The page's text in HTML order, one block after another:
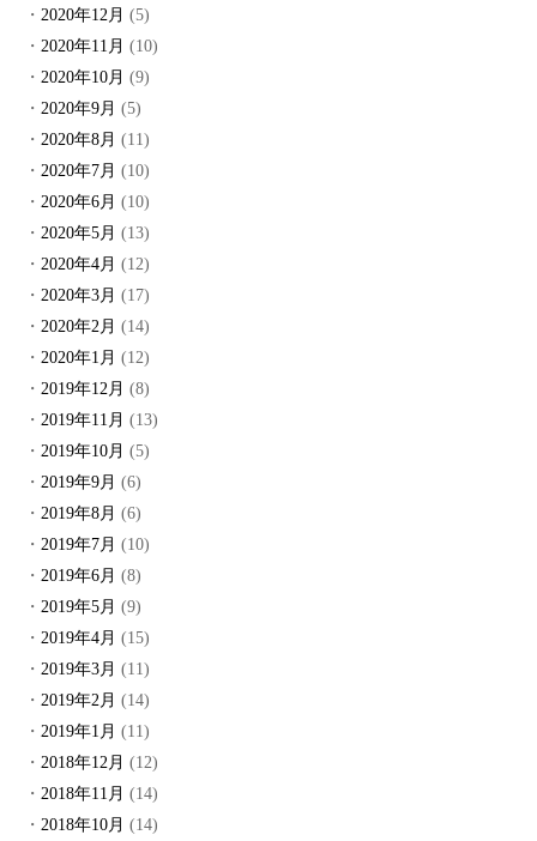
2020年12月 (5)
2020年11月 (10)
2020年10月 (9)
2020年9月 (5)
2020年8月 (11)
2020年7月 (10)
2020年6月 (10)
2020年5月 (13)
2020年4月 (12)
2020年3月 (17)
2020年2月 (14)
2020年1月 (12)
2019年12月 (8)
2019年11月 (13)
2019年10月 (5)
2019年9月 (6)
2019年8月 (6)
2019年7月 (10)
2019年6月 (8)
2019年5月 (9)
2019年4月 (15)
2019年3月 (11)
2019年2月 (14)
2019年1月 (11)
2018年12月 (12)
2018年11月 (14)
2018年10月 (14)